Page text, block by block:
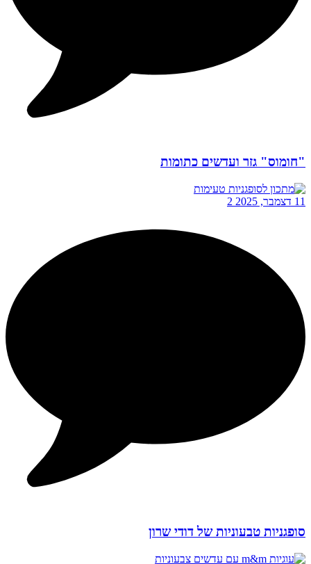
"חומוס" גזר ועדשים כתומות
11 דצמבר, 2025 2
סופגניות טבעוניות של דודי שרון